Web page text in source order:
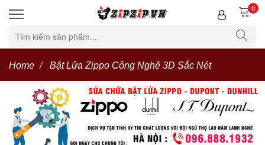
0
Home Bật Lửa Zippo Công Nghệ 3D Sắc Nét